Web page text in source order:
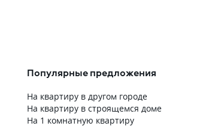
Популярные предложения
На квартиру в другом городе
На квартиру в строящемся доме
На 1 комнатную квартиру